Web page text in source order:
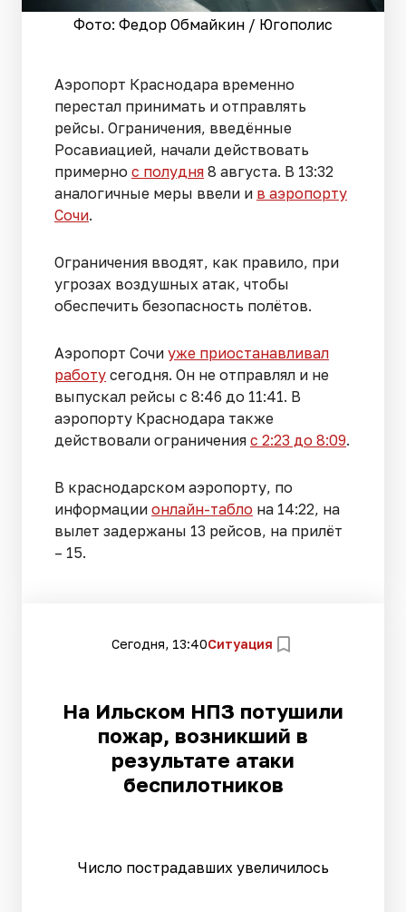
Фото: Федор Обмайкин / Югополис
Аэропорт Краснодара временно
перестал принимать и отправлять
рейсы. Ограничения, введённые
Росавиацией, начали действовать
примерно с полудня 8 августа. В 13:32
аналогичные меры ввели и в аэропорту
Сочи.
Ограничения вводят, как правило, при
угрозах воздушных атак, чтобы
обеспечить безопасность полётов.
Аэропорт Сочи уже приостанавливал
работу сегодня. Он не отправлял и не
выпускал рейсы с 8:46 до 11:41. В
аэропорту Краснодара также
действовали ограничения с 2:23 до 8:09.
В краснодарском аэропорту, по
информации онлайн-табло на 14:22, на
вылет задержаны 13 рейсов, на прилёт
– 15.
Сегодня, 13:40Ситуация
На Ильском НПЗ потушили
пожар, возникший в
результате атаки
беспилотников
Число пострадавших увеличилось